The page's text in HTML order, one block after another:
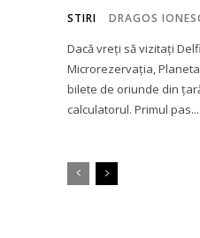
STIRI DRAGOS
Dacă vreți să vizitați
Microrezervația,
bilete de oriunde din
calculatorul. Primul pas...